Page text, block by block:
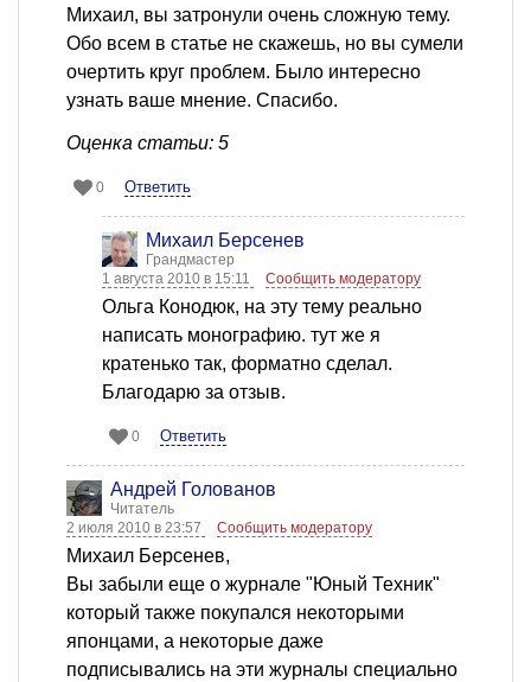
Михаил, вы затронули очень сложную тему.
Обо всем в статье не скажешь, но вы сумели
очертить круг проблем. Было интересно
узнать ваше мнение. Спасибо.
Оценка статьи: 5
0 Ответить
Михаил Берсенев
Грандмастер
1 августа 2010 в 15:11
Сообщить модератору
Ольга Конодюк, на эту тему реально
написать монографию. тут же я
кратенько так, форматно сделал.
Благодарю за отзыв.
0 Ответить
Андрей Голованов
Читатель
2 июля 2010 в 23:57
Сообщить модератору
Михаил Берсенев,
Вы забыли еще о журнале "Юный Техник"
который также покупался некоторыми
японцами, а некоторые даже
подписывались на эти журналы специально